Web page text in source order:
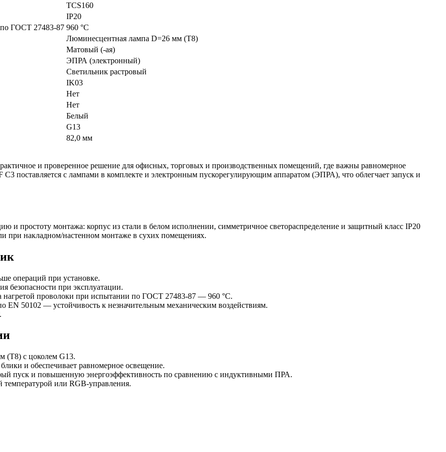
TCS160
IP20
по ГОСТ 27483-87 960 °C
Люминесцентная лампа D=26 мм (T8)
Матовый (-ая)
ЭПРА (электронный)
Светильник растровый
IK03
Нет
Нет
Белый
G13
82,0 мм
и проверенное решение для офисных, торговых и производственных помещений, где важны равномерное
поставляется с лампами в комплекте и электронным пускорегулирующим аппаратом (ЭПРА), что облегчает запуск и
и простоту монтажа: корпус из стали в белом исполнении, симметричное светораспределение и защитный класс IP20
при накладном/настенном монтаже в сухих помещениях.
операций при установке.
безопасности при эксплуатации.
нагретой проволоки при испытании по ГОСТ 27483-87 — 960 °C.
EN 50102 — устойчивость к незначительным механическим воздействиям.
(T8) с цоколем G13.
и обеспечивает равномерное освещение.
пуск и повышенную энергоэффективность по сравнению с индуктивными ПРА.
температурой или RGB-управления.